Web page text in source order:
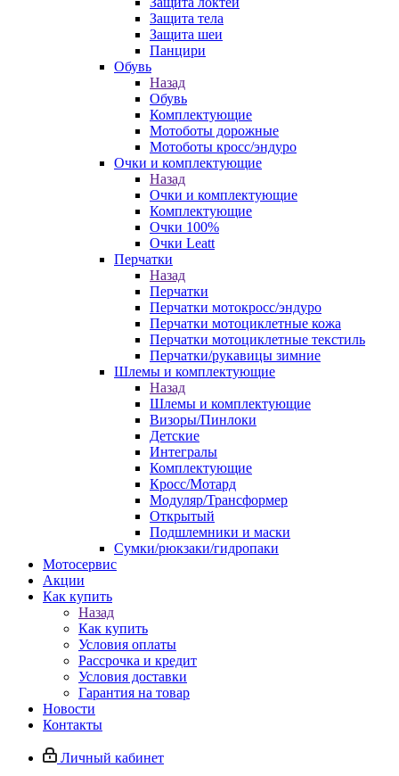
Защита тела
Защита шеи
Панцири
Обувь
Назад
Обувь
Комплектующие
Мотоботы дорожные
Мотоботы кросс/эндуро
Очки и комплектующие
Назад
Очки и комплектующие
Комплектующие
Очки 100%
Очки Leatt
Перчатки
Назад
Перчатки
Перчатки мотокросс/эндуро
Перчатки мотоциклетные кожа
Перчатки мотоциклетные текстиль
Перчатки/рукавицы зимние
Шлемы и комплектующие
Назад
Шлемы и комплектующие
Визоры/Пинлоки
Детские
Интегралы
Комплектующие
Кросс/Мотард
Модуляр/Трансформер
Открытый
Подшлемники и маски
Сумки/рюкзаки/гидропаки
Мотосервис
Акции
Как купить
Назад
Как купить
Условия оплаты
Рассрочка и кредит
Условия доставки
Гарантия на товар
Новости
Контакты
Личный кабинет